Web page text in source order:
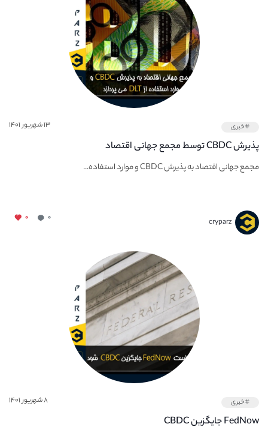
#خبری ۱۳ شهریور ۱۴۰۱
پذیرش CBDC توسط مجمع جهانی اقتصاد
مجمع جهانی اقتصاد به پذیرش CBDC و موارد استفاده...
cryparz ۰ ۰
#خبری ۸ شهریور ۱۴۰۱
FedNow جایگزین CBDC